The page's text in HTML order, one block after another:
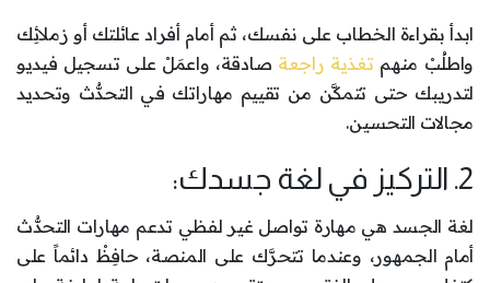
ابدأ بقراءة الخطاب على نفسك، ثم أمام أفراد عائلتك أو زملائِك
واطلُبْ منهم تغذية راجعة صادقة، واعمَلْ على تسجيل فيديو
لتدريبك حتى تتمكَّن من تقييم مهاراتك في التحدُّث وتحديد
مجالات التحسين.
2. التركيز في لغة جسدك:
لغة الجسد هي مهارة تواصل غير لفظي تدعم مهارات التحدُّث
أمام الجمهور، وعندما تتحرَّك على المنصة، حافِظْ دائماً على